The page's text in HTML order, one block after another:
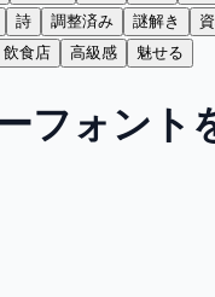
詩 調整済み 謎解き
飲食店 高級感 魅せる
フォント